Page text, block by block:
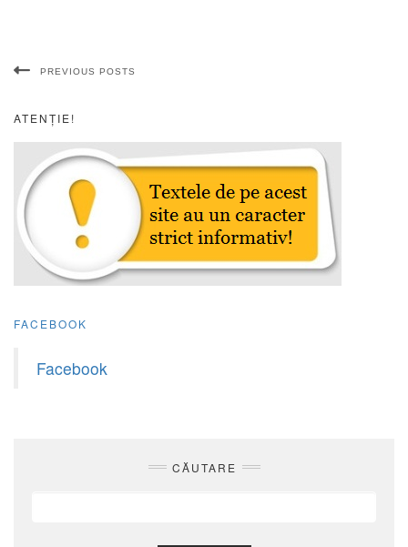
PREVIOUS POSTS
ATENȚIE!
FACEBOOK
Facebook
CĂUTARE